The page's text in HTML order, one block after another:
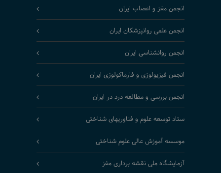
انجمن مغز و اعصاب ایران
انجمن علمی روانپزشکان ایران
انجمن روانشناسی ایران
انجمن فیزیولوژی و فارماکولوژی ایران
انجمن بررسی و مطالعه درد در ایران
ستاد توسعه علوم و فناوریهای شناختی
موسسه آموزش عالی علوم شناختی
آزمایشگاه ملی نقشه برداری مغز